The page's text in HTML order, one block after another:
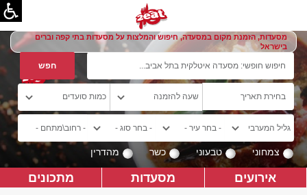
מסעדות, הזמנת מקום במסעדה, חיפוש והמלצות על מסעדות בתי קפה וברים
בישראל
צמחוני טבעוני כשר מהדרין
אירועים מסעדות מתכונים